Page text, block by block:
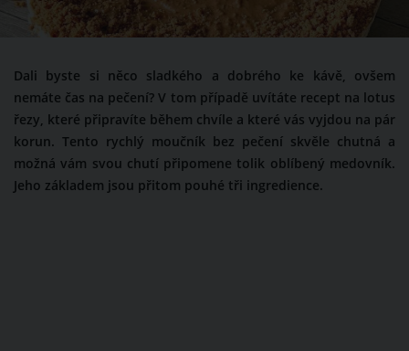
Dali byste si něco sladkého a dobrého ke kávě, ovšem
nemáte čas na pečení? V tom případě uvítáte recept na lotus
řezy, které připravíte během chvíle a které vás vyjdou na pár
korun. Tento rychlý moučník bez pečení skvěle chutná a
možná vám svou chutí připomene tolik oblíbený medovník.
Jeho základem jsou přitom pouhé tři ingredience.